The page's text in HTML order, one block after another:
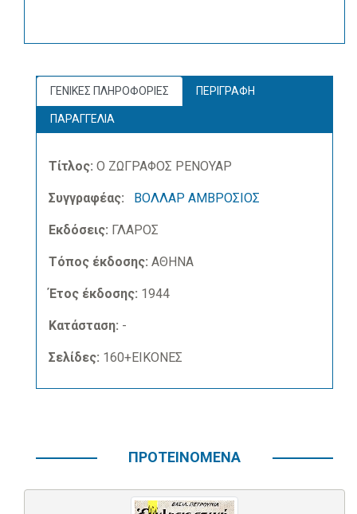
ΓΕΝΙΚΕΣ ΠΛΗΡΟΦΟΡΙΕΣ ΠΕΡΙΓΡΑΦΗ
ΠΑΡΑΓΓΕΛΙΑ
Τίτλος: Ο ΖΩΓΡΑΦΟΣ ΡΕΝΟΥΑΡ
Συγγραφέας: ΒΟΛΛΑΡ ΑΜΒΡΟΣΙΟΣ
Εκδόσεις: ΓΛΑΡΟΣ
Τόπος έκδοσης: ΑΘΗΝΑ
Έτος έκδοσης: 1944
Κατάσταση: -
Σελίδες: 160+ΕΙΚΟΝΕΣ
ΠΡΟΤΕΙΝΟΜΕΝΑ